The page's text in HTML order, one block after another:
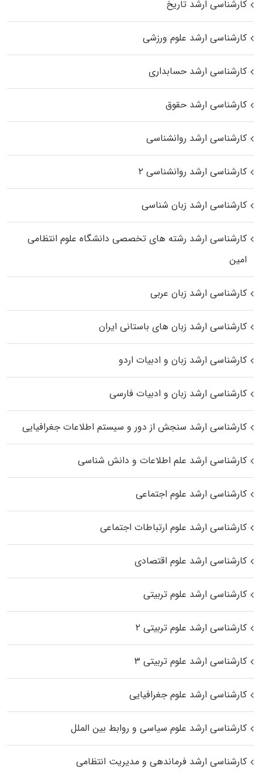
کارشناسی ارشد تاریخ
کارشناسی ارشد علوم ورزشی
کارشناسی ارشد حسابداری
کارشناسی ارشد حقوق
کارشناسی ارشد روانشناسی
کارشناسی ارشد روانشناسی ۲
کارشناسی ارشد زبان شناسی
کارشناسی ارشد رﺷﺘﻪ ﻫﺎی تخصصی داﻧﺸﮕﺎه ﻋﻠﻮم انتظامی
اﻣﻴﻦ
کارشناسی ارشد زبان عربی
کارشناسی ارشد زبان‌ های باستانی ایران
کارشناسی ارشد زبان و ادبیات اردو
کارشناسی ارشد زبان و ادبیات فارسی
کارشناسی ارشد سنجش از دور و سیستم اطلاعات جغرافیایی
کارشناسی ارشد علم اطلاعات و دانش شناسی
کارشناسی ارشد علوم اجتماعی
کارشناسی ارشد علوم ارتباطات اجتماعی
کارشناسی ارشد علوم اقتصادی
کارشناسی ارشد علوم تربیتی
کارشناسی ارشد علوم تربیتی ۲
کارشناسی ارشد علوم تربیتی ۳
کارشناسی ارشد علوم جغرافیایی
کارشناسی ارشد علوم سیاسی و روابط بین الملل
کارشناسی ارشد فرماندهی و مدیریت انتظامی